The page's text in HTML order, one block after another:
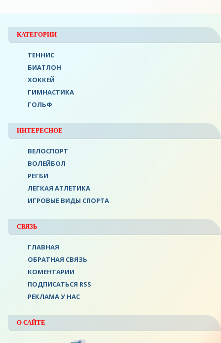
КАТЕГОРИИ
ТЕННИС
БИАТЛОН
ХОККЕЙ
ГИМНАСТИКА
ГОЛЬФ
ИНТЕРЕСНОЕ
ВЕЛОСПОРТ
ВОЛЕЙБОЛ
РЕГБИ
ЛЕГКАЯ АТЛЕТИКА
ИГРОВЫЕ ВИДЫ СПОРТА
СВЯЗЬ
ГЛАВНАЯ
ОБРАТНАЯ СВЯЗЬ
КОМЕНТАРИИ
ПОДПИСАТЬСЯ RSS
РЕКЛАМА У НАС
О САЙТЕ